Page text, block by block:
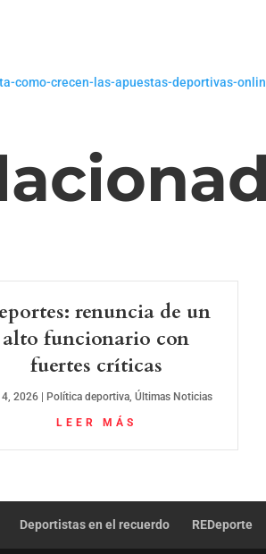
como-crecen-las-apuestas-deportivas-
renuncia de un
alto funcionario con
fuertes críticas
4, 2026 Política deportiva,Últimas Noticias
LEER MÁS
Deportistas en el recuerdo REDeporte